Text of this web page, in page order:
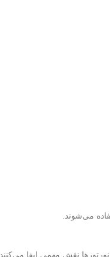
می‌شوند.
نقش مهمی ایفا می‌کنند.